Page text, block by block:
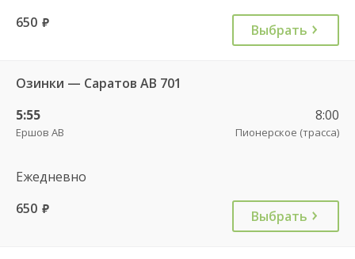
650 руб. Выбрать
Озинки — Саратов АВ 701
5:55
Ершов АВ
8:00
Пионерское (трасса)
Ежедневно
650 руб. Выбрать